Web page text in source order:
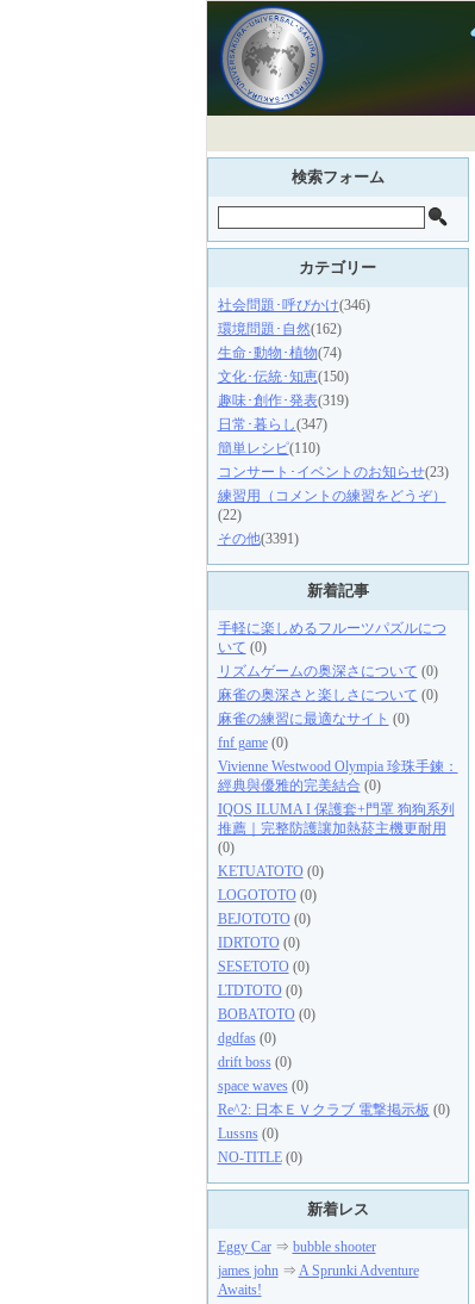
検索フォーム
カテゴリー
社会問題･呼びかけ(346)
環境問題･自然(162)
生命･動物･植物(74)
文化･伝統･知恵(150)
趣味･創作･発表(319)
日常･暮らし(347)
簡単レシピ(110)
コンサート･イベントのお知らせ(23)
練習用（コメントの練習をどうぞ）
(22)
その他(3391)
新着記事
手軽に楽しめるフルーツパズルにつ
いて (0)
リズムゲームの奥深さについて (0)
麻雀の奥深さと楽しさについて (0)
麻雀の練習に最適なサイト (0)
fnf game(0)
Vivienne Westwood Olympia 珍珠手鍊：
經典與優雅的完美結合 (0)
IQOS ILUMA I 保護套+門罩 狗狗系列
推薦｜完整防護讓加熱菸主機更耐用
(0)
KETUATOTO(0)
LOGOTOTO(0)
BEJOTOTO(0)
IDRTOTO(0)
SESETOTO(0)
LTDTOTO(0)
BOBATOTO(0)
dgdfas(0)
drift boss(0)
space waves(0)
Re^2: 日本ＥＶクラブ 電撃掲示板 (0)
Lussns(0)
NO-TITLE(0)
新着レス
Eggy Car⇒ bubble shooter
james john⇒ A Sprunki Adventure
Awaits!